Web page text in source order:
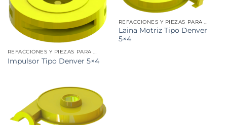
REFACCIONES Y PIEZAS PARA MINERÍA
Impulsor Tipo Denver 5×4
Laina Motriz Tipo Denver
5×4